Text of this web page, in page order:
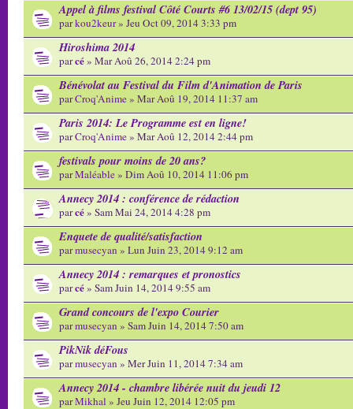
Appel à films festival Côté Courts #6 13/02/15 (dept 95)
parkou2keur» Jeu Oct 09, 2014 3:33 pm
Hiroshima 2014
parcé» Mar Aoû 26, 2014 2:24 pm
Bénévolat au Festival du Film d'Animation de Paris
parCroq'Anime» Mar Aoû 19, 2014 11:37 am
Paris 2014: Le Programme est en ligne!
parCroq'Anime» Mar Aoû 12, 2014 2:44 pm
festivals pour moins de 20 ans?
parMaléable» Dim Aoû 10, 2014 11:06 pm
Annecy 2014 : conférence de rédaction
parcé» Sam Mai 24, 2014 4:28 pm
Enquete de qualité/satisfaction
parmusecyan » Lun Juin 23, 2014 9:12 am
Annecy 2014 : remarques et pronostics
parcé» Sam Juin 14, 2014 9:55 am
Grand concours de l'expo Courier
parmusecyan » Sam Juin 14, 2014 7:50 am
PikNik déFous
parmusecyan » Mer Juin 11, 2014 7:34 am
Annecy 2014 - chambre libérée nuit du jeudi 12
parMikhal » Jeu Juin 12, 2014 12:05 pm